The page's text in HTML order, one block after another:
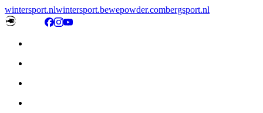
wintersport.nlwintersport.bewepowder.combergsport.nl